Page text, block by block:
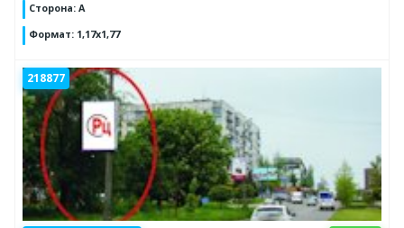
Сторона: А
Формат: 1,17х1,77
218877